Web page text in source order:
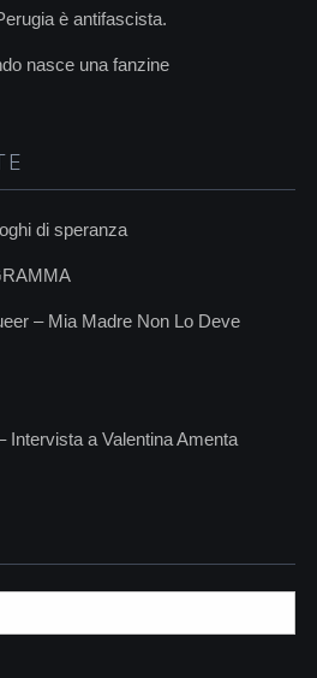
è antifascista.
nasce una fanzine
di speranza
– Mia Madre Non Lo Deve
Intervista a Valentina Amenta